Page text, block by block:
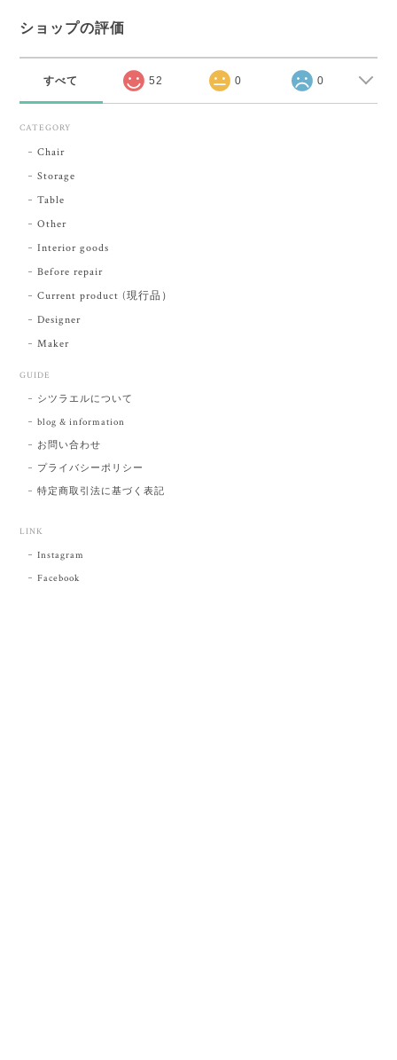
ショップの評価
すべて 52 0 0
CATEGORY
Chair
Storage
Table
Other
Interior goods
Before repair
Current product (現行品）
Designer
Maker
GUIDE
シツラエルについて
blog & information
お問い合わせ
プライバシーポリシー
特定商取引法に基づく表記
LINK
Instagram
Facebook